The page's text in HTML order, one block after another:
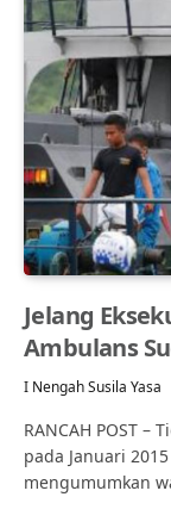
Jelang
Ambulans
I Nengah Susila Yasa
RANCAH POST –
pada Januari
mengumumkan